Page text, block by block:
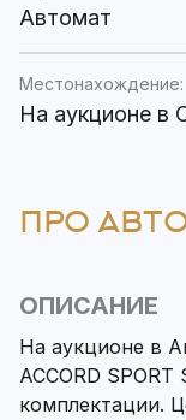
Автомат
Местонахождение:
На аукционе в
ПРО
ОПИСАНИЕ
На аукционе в
ACCORD
комплектации.